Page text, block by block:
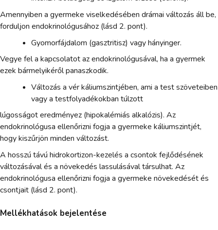
Amennyiben a gyermeke viselkedésében drámai változás áll be,
forduljon endokrinológusához (lásd 2. pont).
Gyomorfájdalom (gasztritisz) vagy hányinger.
Vegye fel a kapcsolatot az endokrinológusával, ha a gyermek
ezek bármelyikéről panaszkodik.
Változás a vér káliumszintjében, ami a test szöveteiben
vagy a testfolyadékokban túlzott
lúgosságot eredményez (hipokalémiás alkalózis). Az
endokrinológusa ellenőrizni fogja a gyermeke káliumszintjét,
hogy kiszűrjön minden változást.
A hosszú távú hidrokortizon-kezelés a csontok fejlődésének
változásával és a növekedés lassulásával társulhat. Az
endokrinológusa ellenőrizni fogja a gyermeke növekedését és
csontjait (lásd 2. pont).
Mellékhatások bejelentése